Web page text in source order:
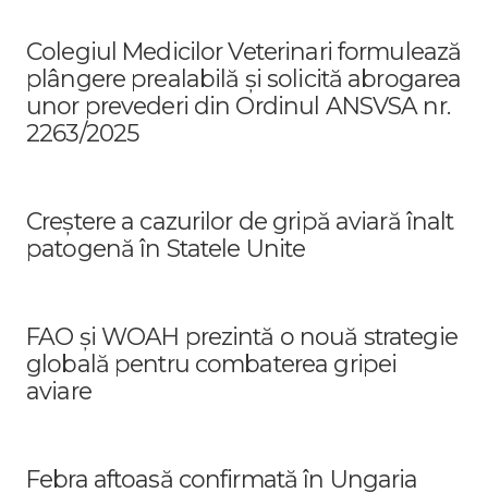
Colegiul Medicilor Veterinari formulează
plângere prealabilă și solicită abrogarea
unor prevederi din Ordinul ANSVSA nr.
2263/2025
Creștere a cazurilor de gripă aviară înalt
patogenă în Statele Unite
FAO și WOAH prezintă o nouă strategie
globală pentru combaterea gripei
aviare
Febra aftoasă confirmată în Ungaria